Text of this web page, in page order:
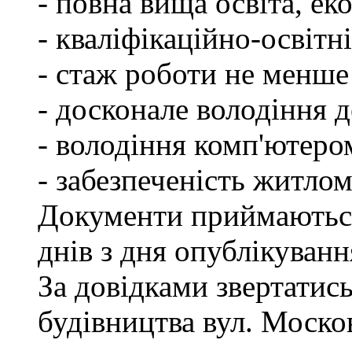
- кваліфікаційно-
- стаж роботи не менше
- досконале
- володіння
- забезпеченість
Документи
днів з дня
За довідками
будівництва вул.